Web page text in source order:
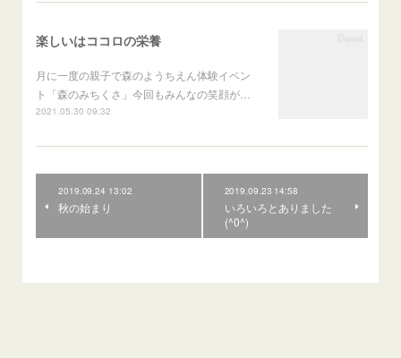
楽しいはココロの栄養
月に一度の親子で森のようちえん体験イベン
ト「森のみちくさ」今回もみんなの笑顔が…
2021.05.30 09:32
2019.09.24 13:02
秋の始まり
2019.09.23 14:58
いろいろとありました
(^0^)